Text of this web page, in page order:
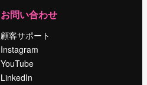
お問い合わせ
顧客サポート
Instagram
YouTube
LinkedIn